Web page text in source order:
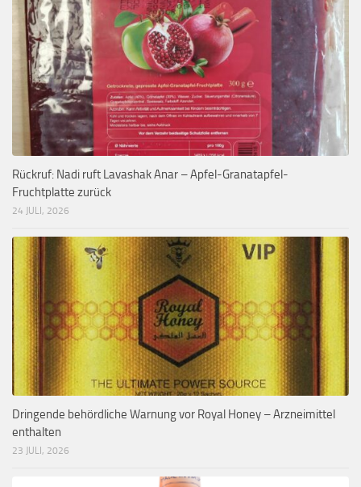
Rückruf: Nadi ruft Lavashak Anar – Apfel-Granatapfel-
Fruchtplatte zurück
24 JULI, 2026
Dringende behördliche Warnung vor Royal Honey – Arzneimittel
enthalten
23 JULI, 2026